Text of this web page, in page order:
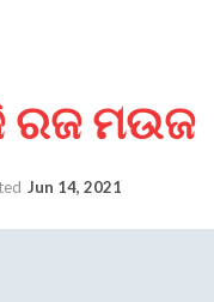
ରଜ ମଉଜ
Jun 14, 2021